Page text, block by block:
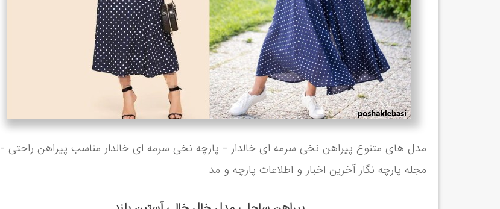
مدل های متنوع پیراهن نخی سرمه ای خالدار - پارچه نخی سرمه ای خالدار مناسب پیراهن راحتی -
مجله پارچه نگار آخرین اخبار و اطلاعات پارچه و مد